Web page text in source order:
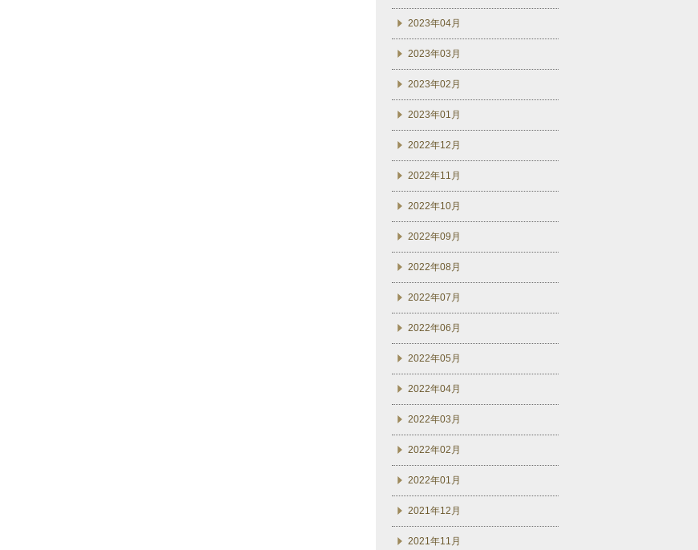
2023年04月
2023年03月
2023年02月
2023年01月
2022年12月
2022年11月
2022年10月
2022年09月
2022年08月
2022年07月
2022年06月
2022年05月
2022年04月
2022年03月
2022年02月
2022年01月
2021年12月
2021年11月